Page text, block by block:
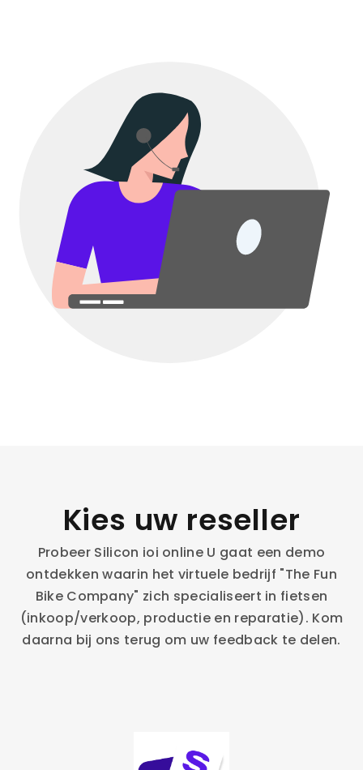
Kies uw reseller
Probeer Silicon ioi online U gaat een demo
ontdekken waarin het virtuele bedrijf "The Fun
Bike Company" zich specialiseert in fietsen
(inkoop/verkoop, productie en reparatie). Kom
daarna bij ons terug om uw feedback te delen.